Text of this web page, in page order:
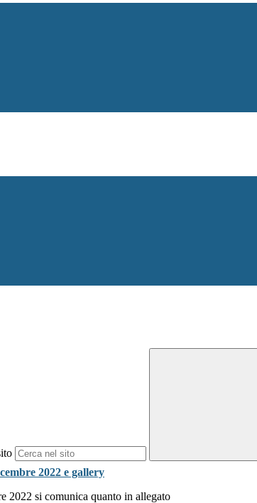
2022 e gallery
2022 si comunica quanto in allegato